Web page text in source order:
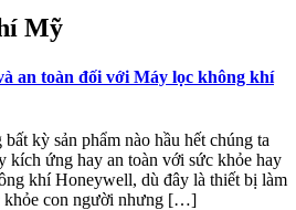
Mỹ
an toàn đối với Máy lọc không khí
kỳ sản phẩm nào hầu hết chúng ta
kích ứng hay an toàn với sức khỏe hay
khí Honeywell, dù đây là thiết bị làm
khỏe con người nhưng […]